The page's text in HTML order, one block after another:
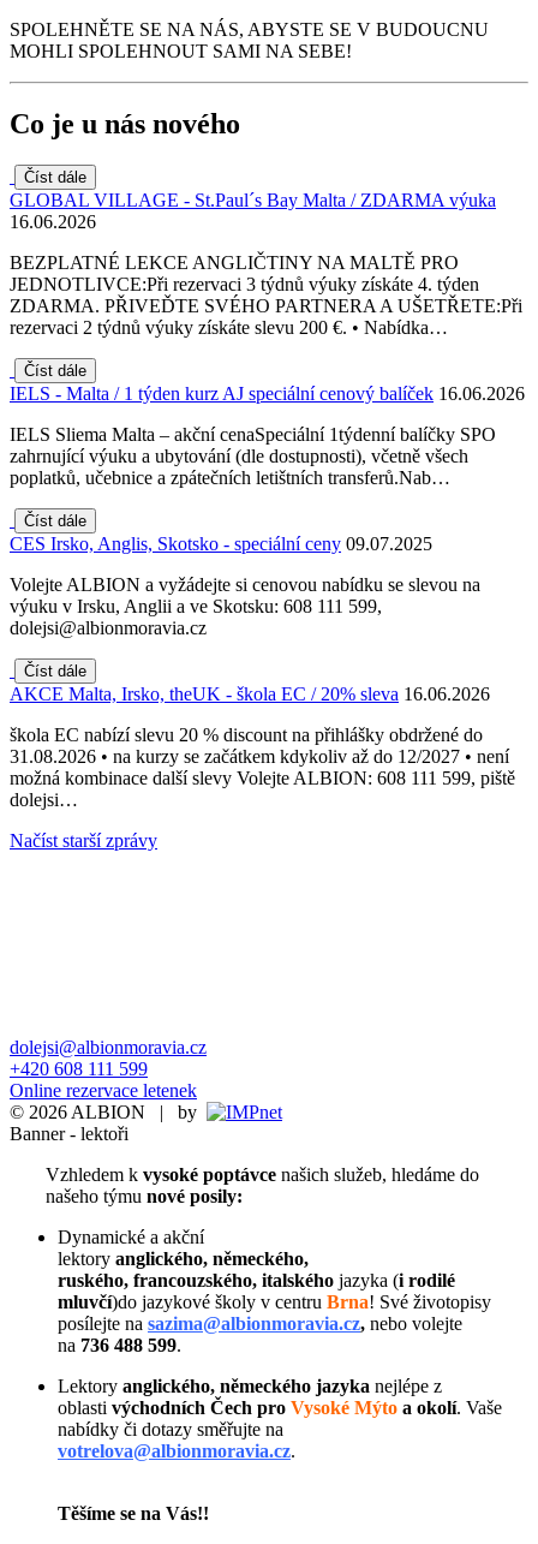
SPOLEHNĚTE SE NA NÁS, ABYSTE SE V BUDOUCNU
MOHLI SPOLEHNOUT SAMI NA SEBE!
Co je u nás nového
Číst dále
GLOBAL VILLAGE - St.Paul´s Bay Malta / ZDARMA výuka
16.06.2026
BEZPLATNÉ LEKCE ANGLIČTINY NA MALTĚ PRO
JEDNOTLIVCE:Při rezervaci 3 týdnů výuky získáte 4. týden
ZDARMA. PŘIVEĎTE SVÉHO PARTNERA A UŠETŘETE:Při
rezervaci 2 týdnů výuky získáte slevu 200 €. • Nabídka…
Číst dále
IELS - Malta / 1 týden kurz AJ speciální cenový balíček 16.06.2026
IELS Sliema Malta – akční cenaSpeciální 1týdenní balíčky SPO
zahrnující výuku a ubytování (dle dostupnosti), včetně všech
poplatků, učebnice a zpátečních letištních transferů.Nab…
Číst dále
CES Irsko, Anglis, Skotsko - speciální ceny 09.07.2025
Volejte ALBION a vyžádejte si cenovou nabídku se slevou na
výuku v Irsku, Anglii a ve Skotsku: 608 111 599,
dolejsi@albionmoravia.cz
Číst dále
AKCE Malta, Irsko, theUK - škola EC / 20% sleva 16.06.2026
škola EC nabízí slevu 20 % discount na přihlášky obdržené do
31.08.2026 • na kurzy se začátkem kdykoliv až do 12/2027 • není
možná kombinace další slevy Volejte ALBION: 608 111 599, piště
dolejsi…
Načíst starší zprávy
dolejsi@albionmoravia.cz
+420 608 111 599
Online rezervace letenek
© 2026 ALBION | by
Banner - lektoři
Vzhledem k vysoké poptávce našich služeb, hledáme do
našeho týmu nové posily:
Dynamické a akční
lektory anglického, německého,
ruského, francouzského, italského jazyka (i rodilé
mluvčí)do jazykové školy v centru Brna! Své životopisy
posílejte na sazima@albionmoravia.cz, nebo volejte
na 736 488 599.
Lektory anglického, německého jazyka nejlépe z
oblasti východních Čech pro Vysoké Mýto a okolí. Vaše
nabídky či dotazy směřujte na
votrelova@albionmoravia.cz.
Těšíme se na Vás!!